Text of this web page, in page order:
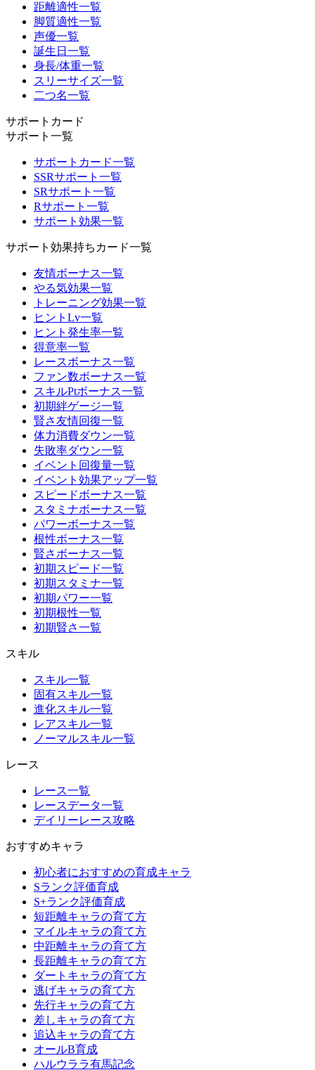
距離適性一覧
脚質適性一覧
声優一覧
誕生日一覧
身長/体重一覧
スリーサイズ一覧
二つ名一覧
サポートカード
サポート一覧
サポートカード一覧
SSRサポート一覧
SRサポート一覧
Rサポート一覧
サポート効果一覧
サポート効果持ちカード一覧
友情ボーナス一覧
やる気効果一覧
トレーニング効果一覧
ヒントLv一覧
ヒント発生率一覧
得意率一覧
レースボーナス一覧
ファン数ボーナス一覧
スキルPtボーナス一覧
初期絆ゲージ一覧
賢さ友情回復一覧
体力消費ダウン一覧
失敗率ダウン一覧
イベント回復量一覧
イベント効果アップ一覧
スピードボーナス一覧
スタミナボーナス一覧
パワーボーナス一覧
根性ボーナス一覧
賢さボーナス一覧
初期スピード一覧
初期スタミナ一覧
初期パワー一覧
初期根性一覧
初期賢さ一覧
スキル
スキル一覧
固有スキル一覧
進化スキル一覧
レアスキル一覧
ノーマルスキル一覧
レース
レース一覧
レースデータ一覧
デイリーレース攻略
おすすめキャラ
初心者におすすめの育成キャラ
Sランク評価育成
S+ランク評価育成
短距離キャラの育て方
マイルキャラの育て方
中距離キャラの育て方
長距離キャラの育て方
ダートキャラの育て方
逃げキャラの育て方
先行キャラの育て方
差しキャラの育て方
追込キャラの育て方
オールB育成
ハルウララ有馬記念